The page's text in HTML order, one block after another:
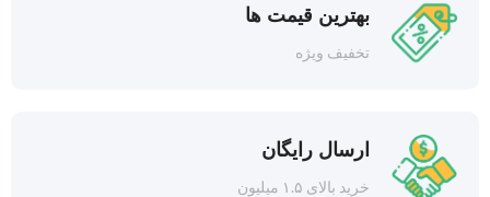
بهترین قیمت ها
تخفیف ویژه
ارسال رایگان
خرید بالای ۱.۵ میلیون